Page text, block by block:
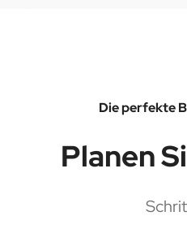
Die perfekte
Planen